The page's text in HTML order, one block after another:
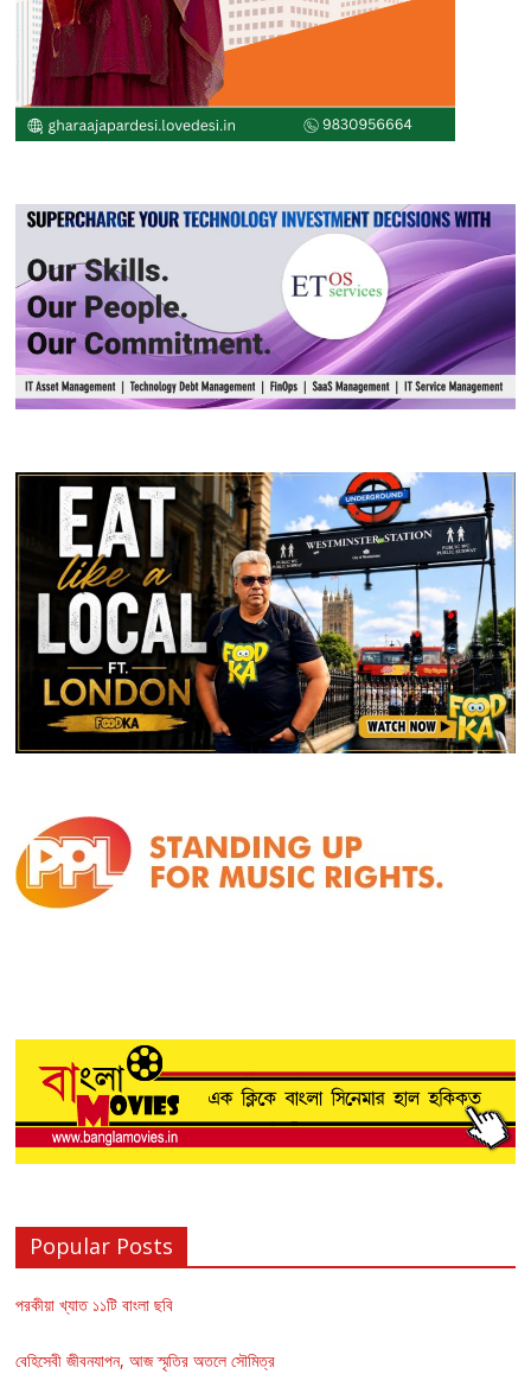
Popular Posts
পরকীয়া খ্যাত ১১টি বাংলা ছবি
বেহিসেবী জীবনযাপন, আজ স্মৃতির অতলে সৌমিত্র